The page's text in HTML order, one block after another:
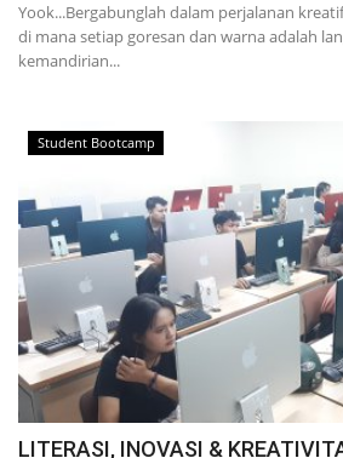
Yook...Bergabunglah dalam perjalanan
di mana setiap goresan dan warna adalah
kemandirian...
Student Bootcamp
LITERASI, INOVASI &